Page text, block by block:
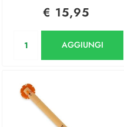
€ 15,95
AGGIUNGI